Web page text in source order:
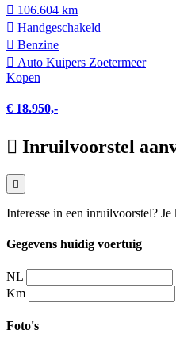
106.604 km
Hand­geschakeld
Benzine
Auto Kuipers Zoetermeer
Kopen
€ 18.950,-
Inruilvoorstel
Interesse in een inruilvoorstel? Je
Gegevens huidig voertuig
NL
Km
Foto's